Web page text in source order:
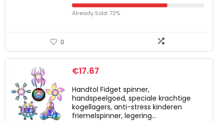
Already Sold: 72%
0
€17.67
Handtol Fidget spinner,
handspeelgoed, speciale krachtige
kogellagers, anti-stress kinderen
friemelspinner, legering…